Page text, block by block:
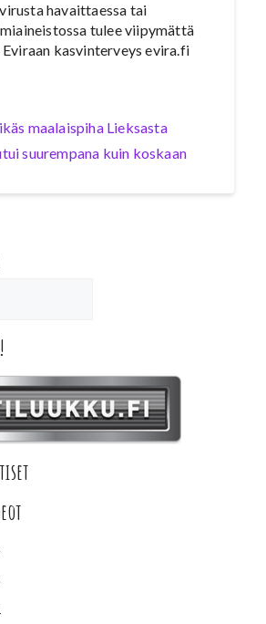
havaittaessa tai
tulee viipymättä
kasvinterveys evira.fi
maalaispiha Lieksasta
suurempana kuin koskaan